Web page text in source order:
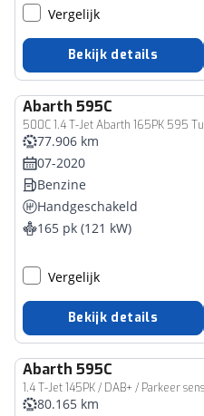
Vergelijk
Bekijk details
Abarth 595C
77.906 km
07-2020
Benzine
Handgeschakeld
165 pk (121 kW)
Vergelijk
Bekijk details
Abarth 595C
1.4 T-Jet 145PK / DAB+ / Parkeer
80.165 km